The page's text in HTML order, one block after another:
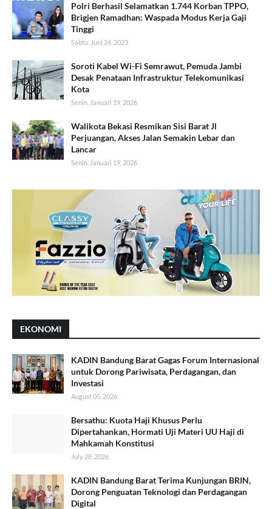
Polri Berhasil Selamatkan 1.744 Korban TPPO,
Brigjen Ramadhan: Waspada Modus Kerja Gaji
Tinggi
Sabtu, Juni 24, 2023
Soroti Kabel Wi-Fi Semrawut, Pemuda Jambi
Desak Penataan Infrastruktur Telekomunikasi
Kota
Senin, Januari 19, 2026
Walikota Bekasi Resmikan Sisi Barat Jl
Perjuangan, Akses Jalan Semakin Lebar dan
Lancar
Senin, Januari 19, 2026
EKONOMI
KADIN Bandung Barat Gagas Forum Internasional
untuk Dorong Pariwisata, Perdagangan, dan
Investasi
August 05, 2026
Bersathu: Kuota Haji Khusus Perlu
Dipertahankan, Hormati Uji Materi UU Haji di
Mahkamah Konstitusi
July 28, 2026
KADIN Bandung Barat Terima Kunjungan BRIN,
Dorong Penguatan Teknologi dan Perdagangan
Digital